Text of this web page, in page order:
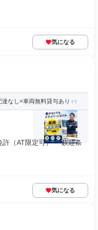
気になる
なし×車両無料貸与あり
（AT限定可） ＊歓迎条
気になる